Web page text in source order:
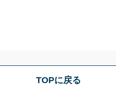
TOPに戻る